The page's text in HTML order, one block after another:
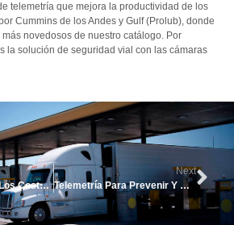
telemetría que mejora la productividad de los
Cummins de los Andes y Gulf (Prolub), donde
novedosos de nuestro catálogo. Por
la solución de seguridad vial con las cámaras
Guía Para Analizar Los Costos De Consumibles De Tu Operación
Next
Telemetría Para Prevenir Y Reducir Accidentes De Transito